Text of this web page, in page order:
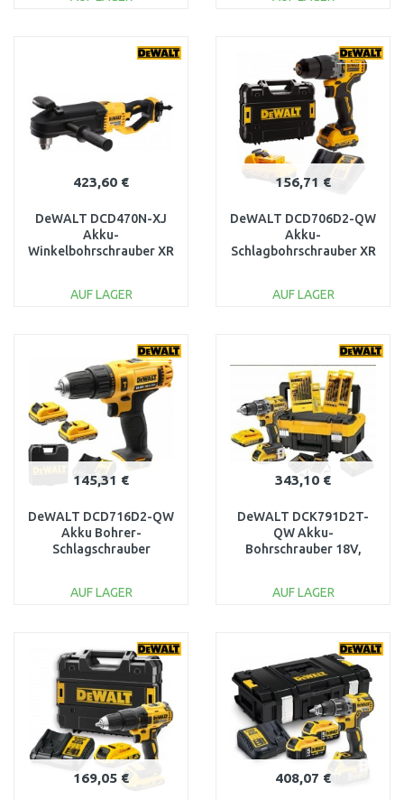
Vergleichen
423,60 €
DeWALT DCD470N-XJ
Akku-
Winkelbohrschrauber XR
AUF LAGER
Vergleichen
156,71 €
DeWALT DCD706D2-QW
Akku-
Schlagbohrschrauber XR
AUF LAGER
Vergleichen
145,31 €
DeWALT DCD716D2-QW
Akku Bohrer-
Schlagschrauber
AUF LAGER
Vergleichen
343,10 €
DeWALT DCK791D2T-
QW Akku-
Bohrschrauber 18V,
Box
AUF LAGER
Vergleichen
169,05 € 408,07 €